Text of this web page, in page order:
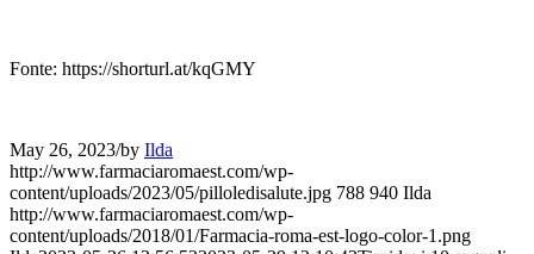
Fonte: https://shorturl.at/kqGMY
May 26, 2023/by Ilda
http://www.farmaciaromaest.com/wp-
content/uploads/2023/05/pilloledisalute.jpg 788 940 Ilda
http://www.farmaciaromaest.com/wp-
content/uploads/2018/01/Farmacia-roma-est-logo-color-1.png